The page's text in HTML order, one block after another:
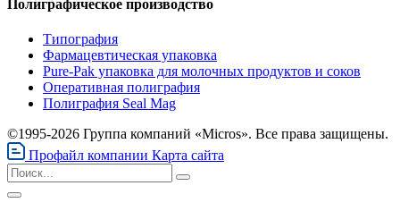
Полиграфическое производство
Типография
Фармацевтическая упаковка
Pure-Pak упаковка для молочных продуктов и соков
Оперативная полиграфия
Полиграфия Seal Mag
©1995-2026 Группа компаний «Micros». Все права защищены.
Профайл компании Карта сайта